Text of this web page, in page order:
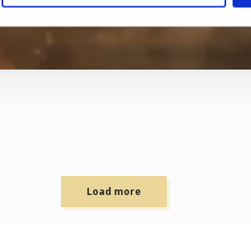
Load more